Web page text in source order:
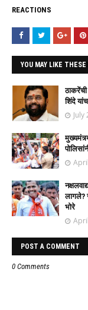
REACTIONS
YOU MAY LIKE
शिंदे
July
लागले?
भोरे
POST A COMMENT
0 Comments